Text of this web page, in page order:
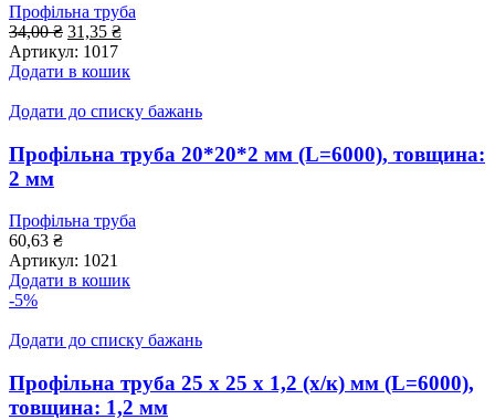
Профільна труба
34,00₴ Оригінальна
ціна:
34,00 ₴.
31,35 ₴Поточна
31,35 ₴.
Артикул: 1017
Додати в кошик
Додати до списку бажань
Профільна труба 20*20*2 мм (L=6000), товщина:
2 мм
Профільна труба
60,63 ₴
Артикул: 1021
Додати в кошик
-5%
Додати до списку бажань
Профільна труба 25 x 25 x 1,2 (х/к) мм (L=6000),
товщина: 1,2 мм